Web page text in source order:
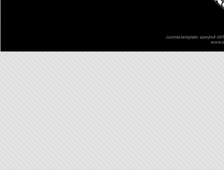
Joomla template: szsnjm4-